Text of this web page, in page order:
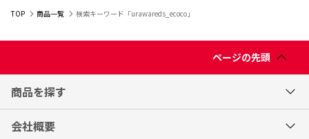
TOP 商品一覧 検索キーワード「urawareds_ecoco」
ページの先頭
商品を探す
会社概要